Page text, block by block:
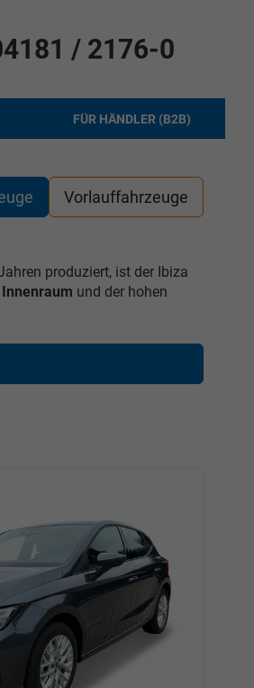
/ 2176-0
FÜR HÄNDLER (B2B)
Vorlauffahrzeuge
produziert, ist der Ibiza
und der hohen